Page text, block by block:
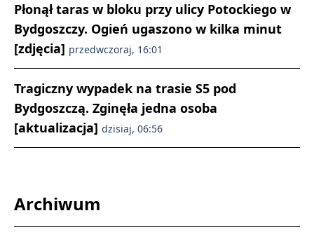
Płonął taras w bloku przy ulicy Potockiego w
Bydgoszczy. Ogień ugaszono w kilka minut
[zdjęcia] przedwczoraj, 16:01
Tragiczny wypadek na trasie S5 pod
Bydgoszczą. Zginęła jedna osoba
[aktualizacja] dzisiaj, 06:56
Archiwum